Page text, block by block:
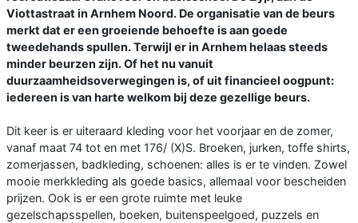
Viottastraat in Arnhem Noord. De organisatie van de beurs
merkt dat er een groeiende behoefte is aan goede
tweedehands spullen. Terwijl er in Arnhem helaas steeds
minder beurzen zijn. Of het nu vanuit
duurzaamheidsoverwegingen is, of uit financieel oogpunt:
iedereen is van harte welkom bij deze gezellige beurs.
Dit keer is er uiteraard kleding voor het voorjaar en de zomer,
vanaf maat 74 tot en met 176/ (X)S. Broeken, jurken, toffe shirts,
zomerjassen, badkleding, schoenen: alles is er te vinden. Zowel
mooie merkkleding als goede basics, allemaal voor bescheiden
prijzen. Ook is er een grote ruimte met leuke
gezelschapsspellen, boeken, buitenspeelgoed, puzzels en